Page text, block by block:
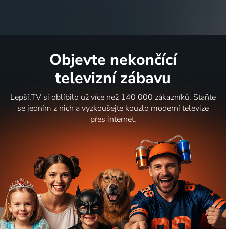
Objevte nekončící
televizní zábavu
Lepší.TV si oblíbilo už více než 140 000 zákazníků. Staňte
se jedním z nich a vyzkoušejte kouzlo moderní televize
přes internet.